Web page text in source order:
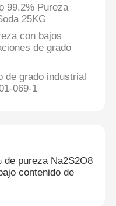
99.2% Pureza
25KG
con bajos
de grado
de grado industrial
069-1
de pureza Na2S2O8
contenido de